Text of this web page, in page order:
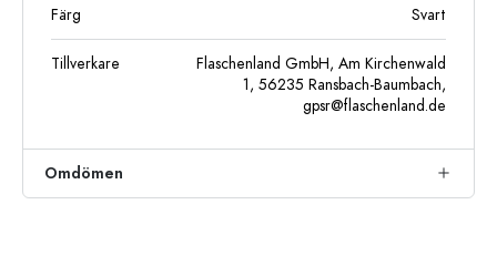
Färg Svart
Tillverkare
Flaschenland GmbH, Am Kirchenwald
1, 56235 Ransbach-Baumbach,
gpsr@flaschenland.de
Omdömen